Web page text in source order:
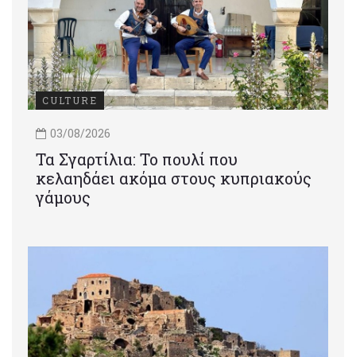
CULTURE
03/08/2026
Τα Σγαρτίλια: Το πουλί που
κελαηδάει ακόμα στους κυπριακούς
γάμους